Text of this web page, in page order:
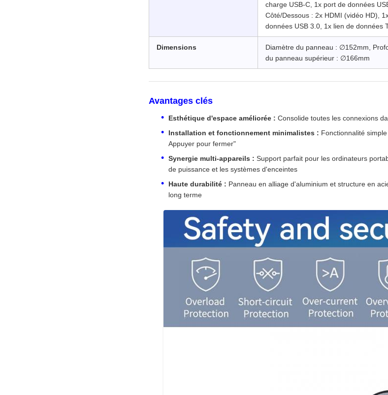
charge USB-C, 1x port de données
Côté/Dessous : 2x HDMI (vidéo HD),
données USB 3.0, 1x lien de données
Dimensions
Diamètre du panneau : ∅152mm,
du panneau supérieur : ∅166mm
Avantages clés
Esthétique d'espace améliorée : Consolide toutes les connexions
Installation et fonctionnement minimalistes : Fonctionnalité
Appuyer pour fermer"
Synergie multi-appareils : Support parfait pour les ordinateurs
de puissance et les systèmes d'enceintes
Haute durabilité : Panneau en alliage d'aluminium et structure en
long terme